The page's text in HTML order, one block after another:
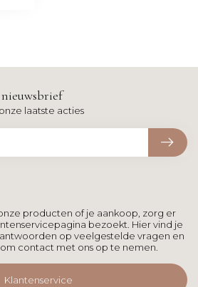
producten of je aankoop, zorg er
bezoekt. Hier vind je
op veelgestelde vragen en
contact met ons op te nemen.
Klantenservice
laatste acties